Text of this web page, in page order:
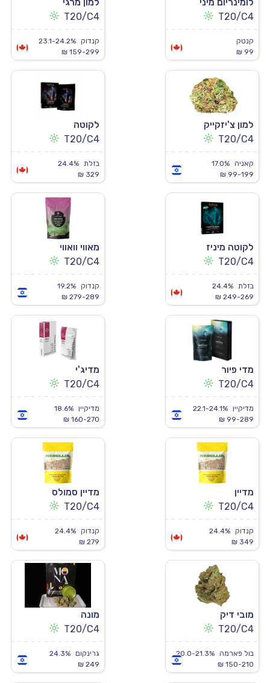
T20/C4
קנטק
99 ₪
T20/C4
קנדוק
23.1-24.2%
159-299 ₪
למון צ'יזקייק
T20/C4
קאניה
17.0%
99-199 ₪
לקוטה
T20/C4
בזלת 24.4%
329 ₪
לקוטה מיניז
T20/C4
בזלת 24.4%
249-269 ₪
מאווי וואווי
T20/C4
קנדוק
19.2%
279-289 ₪
מדי פיור
T20/C4
מדיקיין
22.1-24.1%
99-289 ₪
מדיג'י
T20/C4
מדיקיין
18.6%
160-270 ₪
מדיין
T20/C4
קנדוק
24.4%
349 ₪
מדיין סמולס
T20/C4
קנדוק
24.4%
279 ₪
מובי דיק
T20/C4
בול פארמה
20.0-21.3%
150-210 ₪
מונה
T20/C4
גרינקום
24.3%
249 ₪